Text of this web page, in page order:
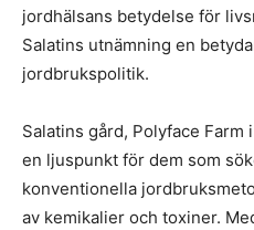
jordhälsans betydelse för
Salatins utnämning en
jordbrukspolitik.
Salatins gård, Polyface
en ljuspunkt för dem som
konventionella
av kemikalier och toxiner.